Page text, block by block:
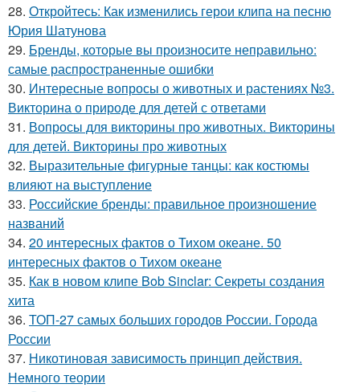
28. Откройтесь: Как изменились герои клипа на песню
Юрия Шатунова
29. Бренды, которые вы произносите неправильно:
самые распространенные ошибки
30. Интересные вопросы о животных и растениях №3.
Викторина о природе для детей с ответами
31. Вопросы для викторины про животных. Викторины
для детей. Викторины про животных
32. Выразительные фигурные танцы: как костюмы
влияют на выступление
33. Российские бренды: правильное произношение
названий
34. 20 интересных фактов о Тихом океане. 50
интересных фактов о Тихом океане
35. Как в новом клипе Bob Sinclar: Секреты создания
хита
36. ТОП-27 самых больших городов России. Города
России
37. Никотиновая зависимость принцип действия.
Немного теории